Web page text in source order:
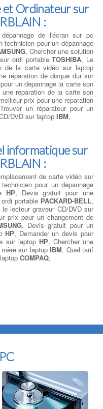
Ordinateur sur
:
de l'écran sur pc
technicien pour un dépannage
, Chercher une solution
ordi portableTOSHIBA, Le
de la carte vidéo sur laptop
réparation de disque dur sur
un depannage la carte son
reparation de la carte son
prix pour une reparation
un réparateur pour un
DVD sur laptop IBM,
informatique sur
:
de carte vidéo sur
pour un depannage
HP, Devis gratuit pour une
portable PACKARD-BELL,
lecteur graveur CD/DVD sur
prix pour un changement de
, Devis gratuit pour un
HP, Demander un devis pour
sur laptop HP, Chercher une
mère sur laptopIBM, Quel tarif
COMPAQ,